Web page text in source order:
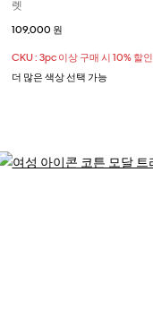
렛
109,000 원
CKU : 3pc 이상 구매 시 10% 할인
더 많은 색상 선택 가능